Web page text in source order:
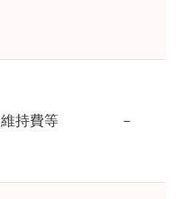
維持費等 －